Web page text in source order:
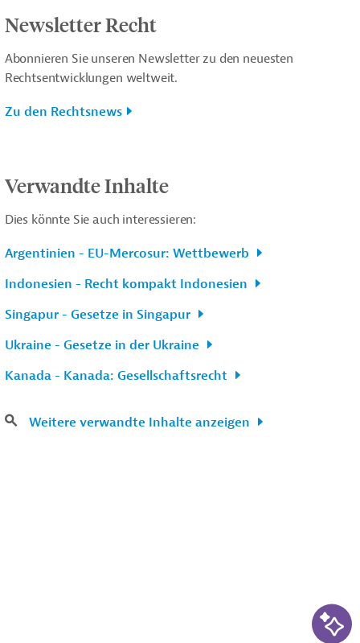
Newsletter Recht
Abonnieren Sie unseren Newsletter zu den neuesten
Rechtsentwicklungen weltweit.
Zu den Rechtsnews
Verwandte Inhalte
Dies könnte Sie auch interessieren:
Argentinien - EU-Mercosur: Wettbewerb
Indonesien - Recht kompakt Indonesien
Singapur - Gesetze in Singapur
Ukraine - Gesetze in der Ukraine
Kanada - Kanada: Gesellschaftsrecht
Weitere verwandte Inhalte anzeigen
KI-